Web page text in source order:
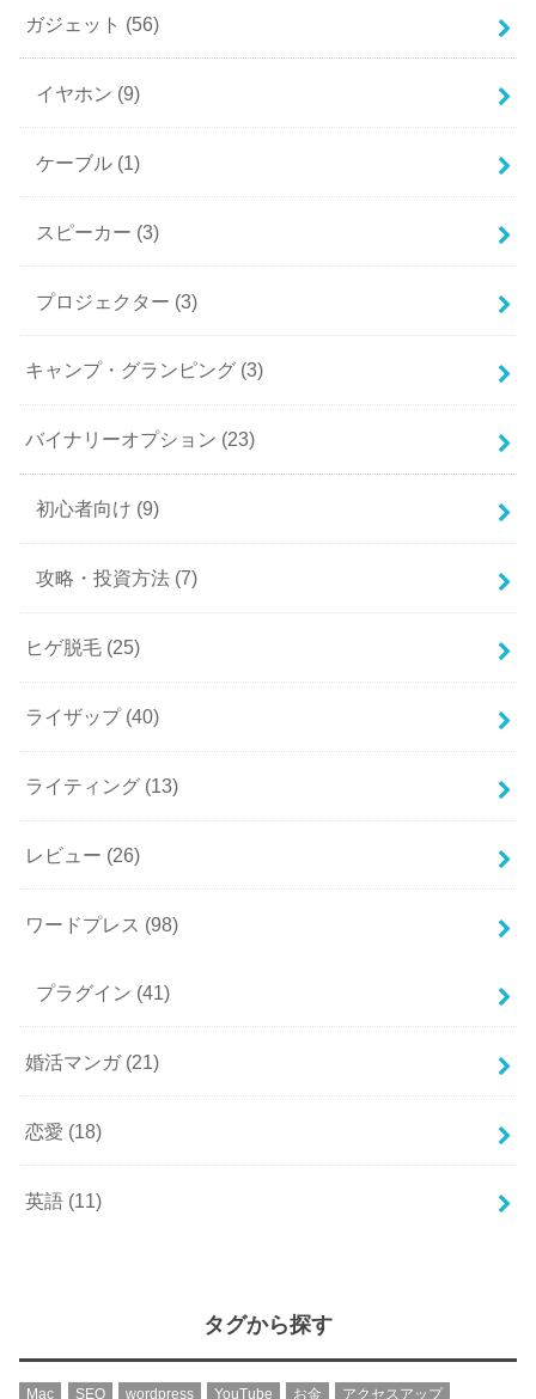
ガジェット (56)
イヤホン (9)
ケーブル (1)
スピーカー (3)
プロジェクター (3)
キャンプ・グランピング (3)
バイナリーオプション (23)
初心者向け (9)
攻略・投資方法 (7)
ヒゲ脱毛 (25)
ライザップ (40)
ライティング (13)
レビュー (26)
ワードプレス (98)
プラグイン (41)
婚活マンガ (21)
恋愛 (18)
英語 (11)
タグから探す
Mac SEO wordpress YouTube お金 アクセスアップ